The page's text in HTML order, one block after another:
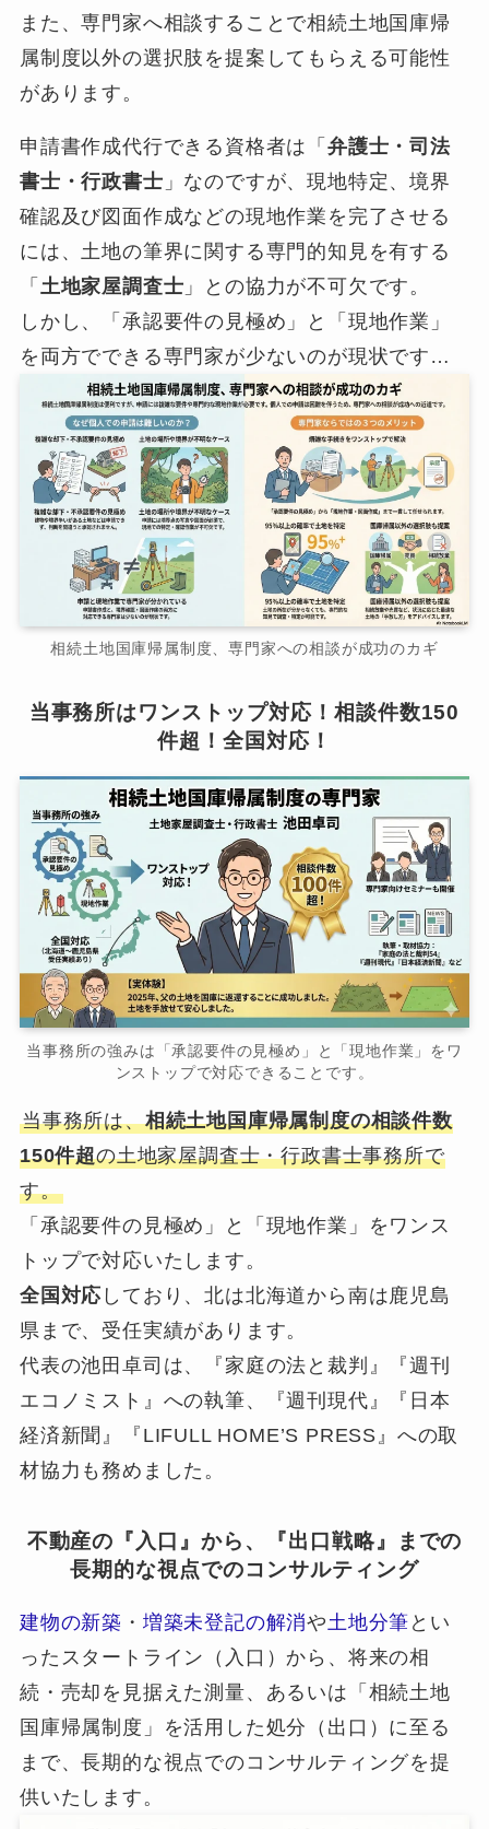
また、専門家へ相談することで相続土地国庫帰
属制度以外の選択肢を提案してもらえる可能性
があります。
申請書作成代行できる資格者は「弁護士・司法
書士・行政書士 」なのですが、現地特定、境界
確認及び図面作成などの現地作業を完了させる
には、土地の筆界に関する専門的知見を有する
「 土地家屋調査士 」との協力が不可欠です。
しかし、「承認要件の見極め」と「現地作業」
を両方でできる専門家が少ないのが現状です…
相続土地国庫帰属制度、専門家への相談が成功のカギ
当事務所はワンストップ対応！相談件数150
件超！全国対応！
当事務所の強みは「承認要件の見極め」と「現地作業」をワ
ンストップで対応できることです。
当事務所は、相続土地国庫帰属制度の相談件数
150件超の土地家屋調査士・行政書士事務所で
す。
「承認要件の見極め」と「現地作業」をワンス
トップで対応いたします。
全国対応 しており、北は北海道から南は鹿児島
県まで、受任実績があります。
代表の池田卓司は、『家庭の法と裁判』『週刊
エコノミスト』への執筆、『週刊現代』『日本
経済新聞』『LIFULL HOME’S PRESS』への取
材協力も務めました。
不動産の『入口』から、『出口戦略』までの
長期的な視点でのコンサルティング
建物の新築 ・ 増築未登記の解消や 土地分筆 とい
ったスタートライン（入口）から、将来の相
続・売却を見据えた測量、あるいは「相続土地
国庫帰属制度」を活用した処分（出口）に至る
まで、長期的な視点でのコンサルティングを提
供いたします。